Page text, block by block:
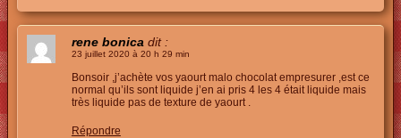
rene bonica dit :
23 juillet 2020 à 20 h 29 min
Bonsoir ,j’achète vos yaourt malo chocolat empresurer ,est ce
normal qu’ils sont liquide j’en ai pris 4 les 4 était liquide mais
très liquide pas de texture de yaourt .
Répondre